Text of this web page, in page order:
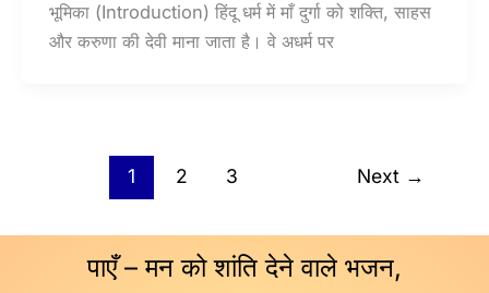
भूमिका (Introduction) हिंदू धर्म में माँ दुर्गा को शक्ति, साहस
और करुणा की देवी माना जाता है। वे अधर्म पर
1 2 3 Next →
पाएँ – मन को शांति देने वाले भजन,